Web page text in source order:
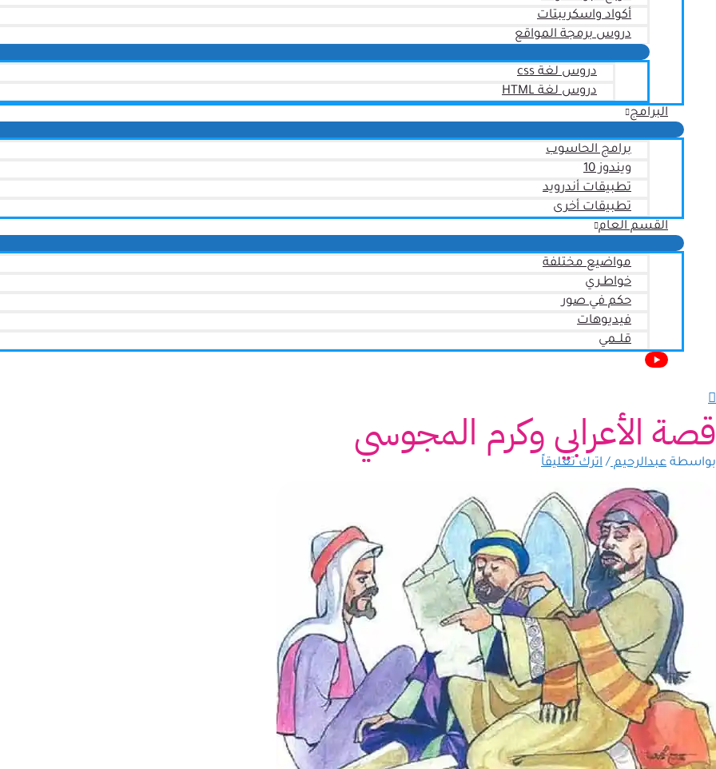
أكواد واسكريبتات
دروس برمجة المواقع
دروس لغة css
دروس لغة HTML
البرامج
برامج الحاسوب
ويندوز 10
تطبيقات أندرويد
تطبيقات أخرى
القسم العام
مواضيع مختلفة
خواطـري
حكم في صور
فيديوهات
قلــمي
قصة الأعرابي وكرم المجوسي
بواسطة عبدالرحيم/اترك تعليقاً